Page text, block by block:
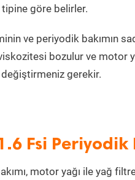
göre belirler.
ve periyodik bakımın
viskozitesi bozulur ve
değiştirmeniz gerekir.
Fsi Periyodik
motor yağı ile yağ